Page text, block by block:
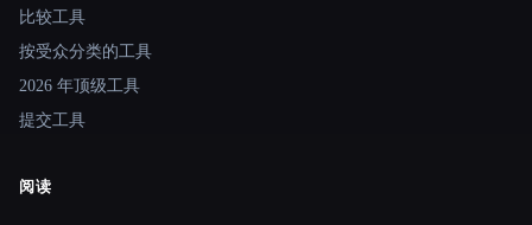
比较工具
按受众分类的工具
2026 年顶级工具
提交工具
阅读